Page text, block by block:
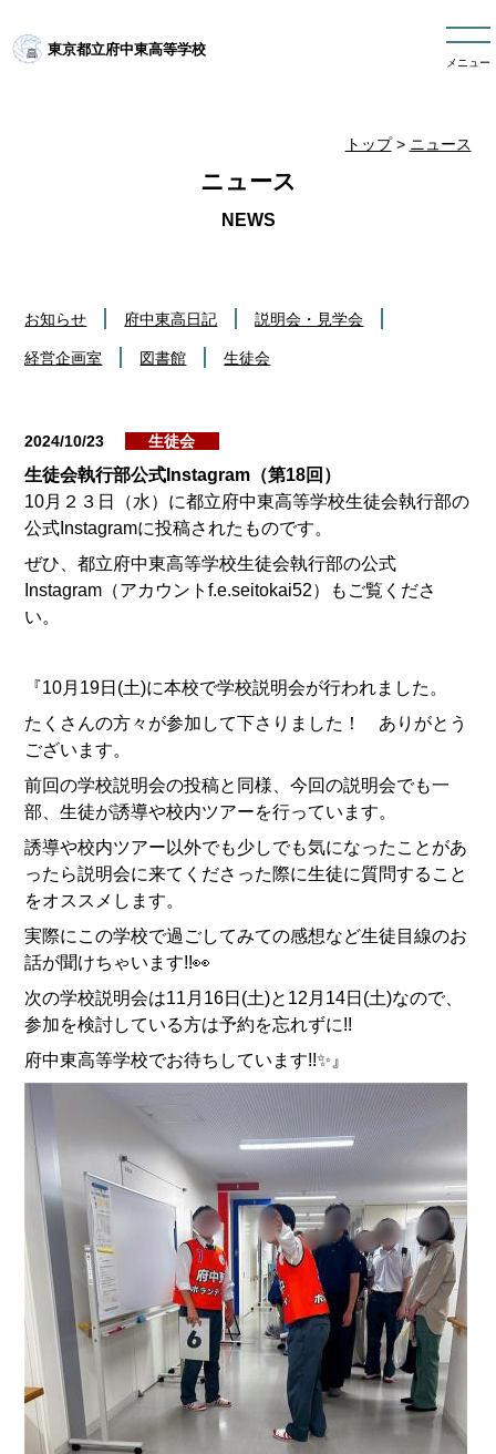
東京都立府中東高等学校
メニュー
トップ> ニュース
ニュース
お知らせ 府中東高日記 説明会・見学会
経営企画室 図書館 生徒会
2024/10/23 生徒会
生徒会執行部公式Instagram（第18回）
10月２３日（水）に都立府中東高等学校生徒会執行部の
公式Instagramに投稿されたものです。
ぜひ、都立府中東高等学校生徒会執行部の公式
Instagram（アカウントf.e.seitokai52）もご覧くださ
い。
『10月19日(土)に本校で学校説明会が行われました。
たくさんの方々が参加して下さりました！ ありがとう
ございます。
前回の学校説明会の投稿と同様、今回の説明会でも一
部、生徒が誘導や校内ツアーを行っています。
誘導や校内ツアー以外でも少しでも気になったことがあ
ったら説明会に来てくださった際に生徒に質問すること
をオススメします。
実際にこの学校で過ごしてみての感想など生徒目線のお
話が聞けちゃいます!!👀
次の学校説明会は11月16日(土)と12月14日(土)なので、
参加を検討している方は予約を忘れずに!!
府中東高等学校でお待ちしています!!✨️』